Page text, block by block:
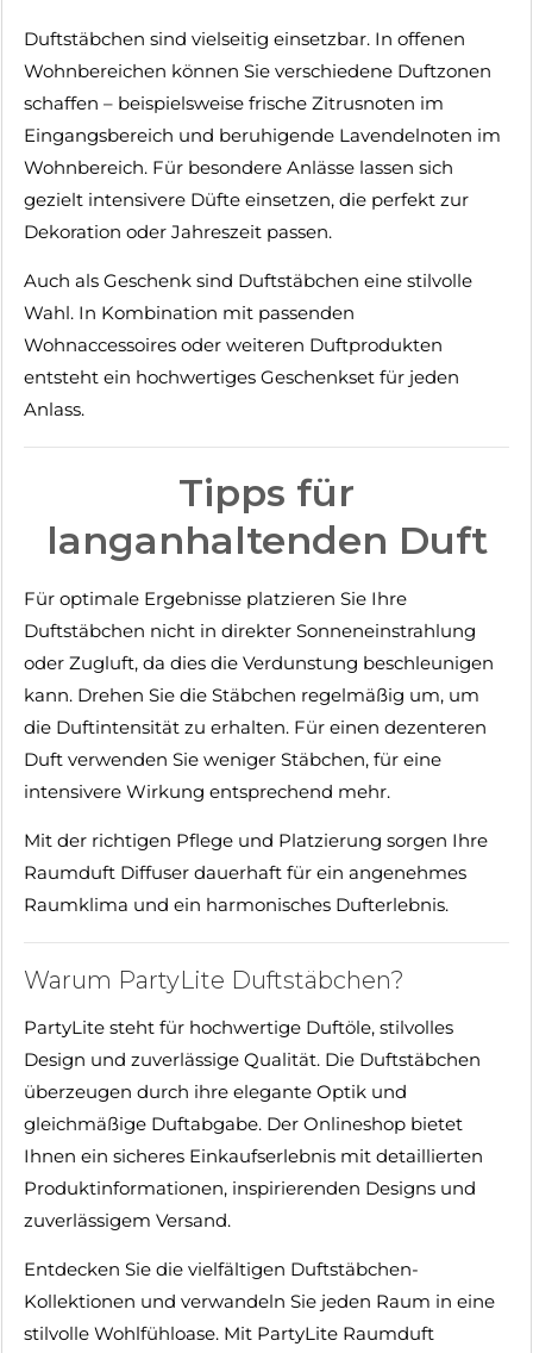
Duftstäbchen sind vielseitig einsetzbar. In offenen
Wohnbereichen können Sie verschiedene Duftzonen
schaffen – beispielsweise frische Zitrusnoten im
Eingangsbereich und beruhigende Lavendelnoten im
Wohnbereich. Für besondere Anlässe lassen sich
gezielt intensivere Düfte einsetzen, die perfekt zur
Dekoration oder Jahreszeit passen.
Auch als Geschenk sind Duftstäbchen eine stilvolle
Wahl. In Kombination mit passenden
Wohnaccessoires oder weiteren Duftprodukten
entsteht ein hochwertiges Geschenkset für jeden
Anlass.
Tipps für
langanhaltenden Duft
Für optimale Ergebnisse platzieren Sie Ihre
Duftstäbchen nicht in direkter Sonneneinstrahlung
oder Zugluft, da dies die Verdunstung beschleunigen
kann. Drehen Sie die Stäbchen regelmäßig um, um
die Duftintensität zu erhalten. Für einen dezenteren
Duft verwenden Sie weniger Stäbchen, für eine
intensivere Wirkung entsprechend mehr.
Mit der richtigen Pflege und Platzierung sorgen Ihre
Raumduft Diffuser dauerhaft für ein angenehmes
Raumklima und ein harmonisches Dufterlebnis.
Warum PartyLite Duftstäbchen?
PartyLite steht für hochwertige Duftöle, stilvolles
Design und zuverlässige Qualität. Die Duftstäbchen
überzeugen durch ihre elegante Optik und
gleichmäßige Duftabgabe. Der Onlineshop bietet
Ihnen ein sicheres Einkaufserlebnis mit detaillierten
Produktinformationen, inspirierenden Designs und
zuverlässigem Versand.
Entdecken Sie die vielfältigen Duftstäbchen-
Kollektionen und verwandeln Sie jeden Raum in eine
stilvolle Wohlfühloase. Mit PartyLite Raumduft